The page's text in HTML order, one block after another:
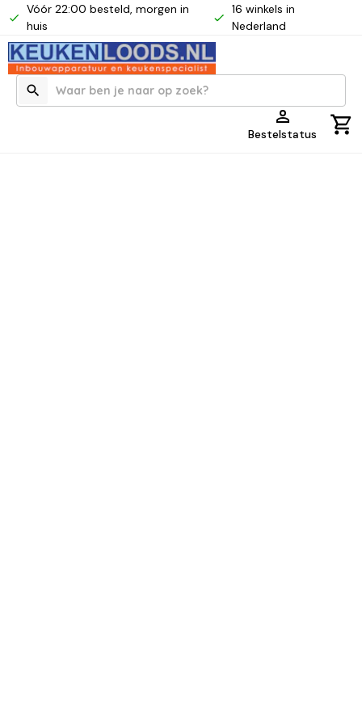
Vóór 22:00 besteld, morgen in
huis
16 winkels in
Nederland
Bestelstatus